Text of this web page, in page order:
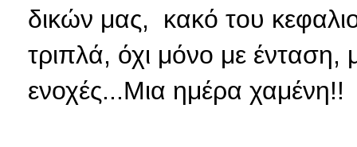
δικών μας, κακό του
τριπλά, όχι μόνο με ένταση,
ενοχές...Μια ημέρα χαμένη!!